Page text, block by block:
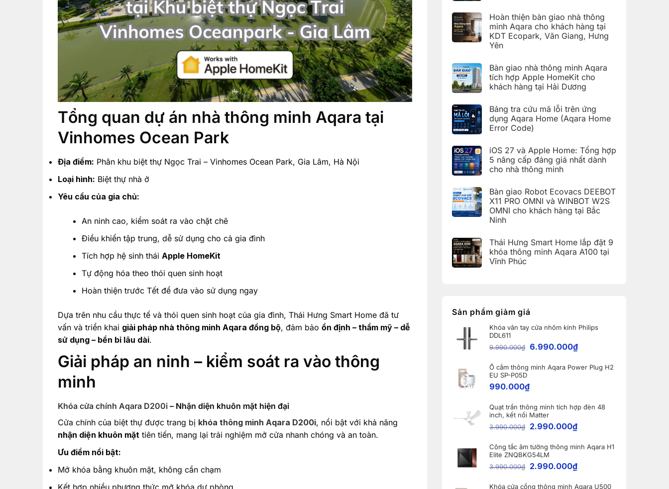
Tổng quan dự án nhà thông minh Aqara tại
Vinhomes Ocean Park
Địa điểm: Phân khu biệt thự Ngọc Trai – Vinhomes Ocean Park, Gia Lâm, Hà Nội
Loại hình: Biệt thự nhà ở
Yêu cầu của gia chủ:
An ninh cao, kiểm soát ra vào chặt chẽ
Điều khiển tập trung, dễ sử dụng cho cả gia đình
Tích hợp hệ sinh thái Apple HomeKit
Tự động hóa theo thói quen sinh hoạt
Hoàn thiện trước Tết để đưa vào sử dụng ngay
Dựa trên nhu cầu thực tế và thói quen sinh hoạt của gia đình, Thái Hưng Smart Home đã tư
vấn và triển khai giải pháp nhà thông minh Aqara đồng bộ, đảm bảo ổn định – thẩm mỹ – dễ
sử dụng – bền bỉ lâu dài.
Giải pháp an ninh – kiểm soát ra vào thông
minh
Khóa cửa chính Aqara D200i– Nhận diện khuôn mặt hiện đại
Cửa chính của biệt thự được trang bị khóa thông minh Aqara D200i, nổi bật với khả năng
nhận diện khuôn mặttiên tiến, mang lại trải nghiệm mở cửa nhanh chóng và an toàn.
Ưu điểm nổi bật:
Mở khóa bằng khuôn mặt, không cần chạm
đặt
Giàn
phơi
thông
minh
Aqara
Aqara
Home
bình
luận
ở
Hoàn
thiện
bàn
thống
nhà
thông
minh
khách
hàng
tại
KDT
Hà
Nội
Hoàn thiện bàn giao nhà thông
minh Aqara cho khách hàng tại
KDT Ecopark, Văn Giang, Hưng
Yên
bình
luận
ở
Hoàn
giao
nhà
thông
minh
Aqara
khách
hàng
tại
KDT
Ecopark,
Hưng
Yên
Bàn giao nhà thông minh Aqara
tích hợp Apple HomeKit cho
khách hàng tại Hải Dương
bình
luận
ở
Bàn
thông
minh
Aqara
tích
hợp
HomeKit
cho
khách
hàng
tại
Hải
Bảng tra cứu mã lỗi trên ứng
dụng Aqara Home (Aqara Home
Error Code)
bình
luận
ở
Bảng
mã
lỗi
trên
ứng
dụng
Aqara
Home
Error
Code)
iOS 27 và Apple Home: Tổng hợp
5 nâng cấp đáng giá nhất dành
cho nhà thông minh
bình
luận
ở
iOS
27
và
Home:
Tổng
hợp
5
nâng
thông
Bàn giao Robot Ecovacs DEEBOT
X11 PRO OMNI và WINBOT W2S
OMNI cho khách hàng tại Bắc
Ninh
bình
luận
ở
Bàn
OMNI
và
W2S
OMNI
cho
khách
Bắc
Ninh
Thái Hưng Smart Home lắp đặt 9
khóa thông minh Aqara A100 tại
Vĩnh Phúc
Hưng
Smart
lắp
đặt
khóa
minh
Aqara
A100
Vĩnh
Sản phẩm giảm giá
Khóa vân tay cửa nhôm kính Philips
DDL611
9.990.000₫ 6.990.000₫
Ổ cắm thông minh Aqara Power Plug H2
EU SP-P05D
990.000₫
Quạt trần thông minh tích hợp đèn 48
inch, kết nối Matter
3.990.000₫ 2.990.000₫
Công tắc âm tường thông minh Aqara H1
Elite ZNQBKG54LM
3.990.000₫ 2.990.000₫
Khóa cửa cổng thông minh Aqara U500